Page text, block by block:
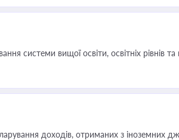
системи вищої освіти, освітніх рівнів та
доходів, отриманих з іноземних